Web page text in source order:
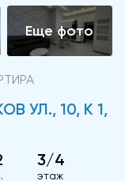
УЛ., 10, К 1,
3/4
этаж